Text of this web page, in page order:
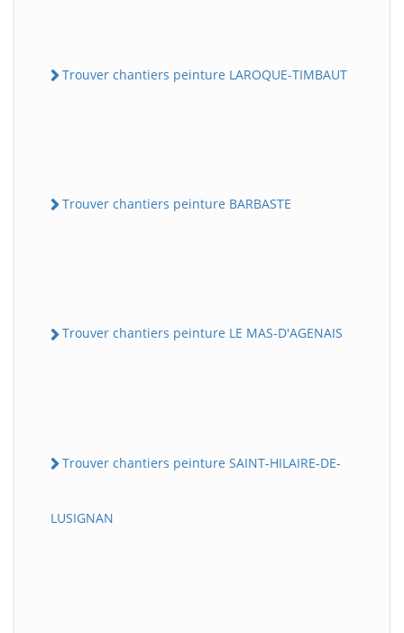
Trouver chantiers peinture LAROQUE-TIMBAUT
Trouver chantiers peinture BARBASTE
Trouver chantiers peinture LE MAS-D'AGENAIS
Trouver chantiers peinture SAINT-HILAIRE-DE-
LUSIGNAN